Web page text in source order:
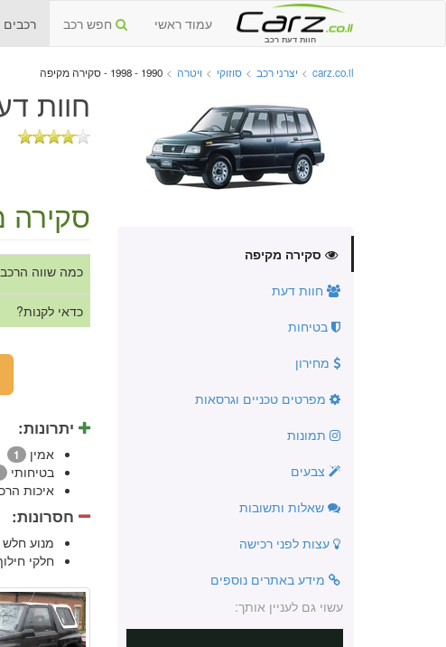
חוות דעת רכב
עמוד ראשי חפש רכב רכבים
carz.co.il
> יצרני רכב > סוזוקי > ויטרה > 1990 - 1998 - סקירה מקיפה
חוות
סקירה מקיפה
חוות דעת
בטיחות
מחירון
מפרטים טכניים וגרסאות
תמונות
צבעים
שאלות ותשובות
עצות לפני רכישה
מידע באתרים נוספים
עשוי גם לעניין אותך:
סקירה
כמה שווה
כדאי לקנות?
יתרונות:
אמין 1
בטיחותי
איכות
חסרונות:
מנוע
חלקי